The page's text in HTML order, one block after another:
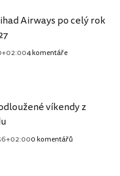
Airways po celý rok
4 komentáře
víkendy z
0 komentářů